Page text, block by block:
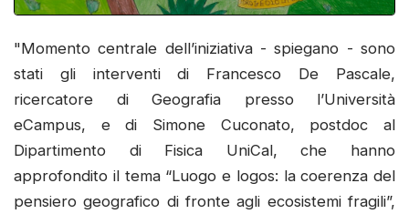
"Momento centrale dell’iniziativa - spiegano - sono
stati gli interventi di Francesco De Pascale,
ricercatore di Geografia presso l’Università
eCampus, e di Simone Cuconato, postdoc al
Dipartimento di Fisica UniCal, che hanno
approfondito il tema “Luogo e logos: la coerenza del
pensiero geografico di fronte agli ecosistemi fragili”,